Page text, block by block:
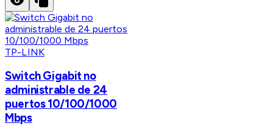
TP-LINK
Switch Gigabit no
administrable de 24
puertos 10/100/1000
Mbps